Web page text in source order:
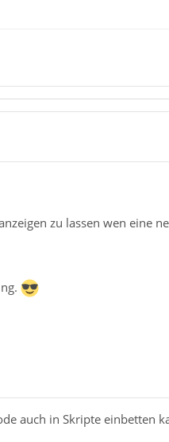
zu lassen wen eine
auch in Skripte einbetten